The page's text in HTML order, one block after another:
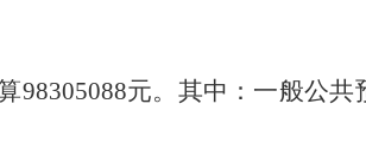
98305088元。 其中：一般公共